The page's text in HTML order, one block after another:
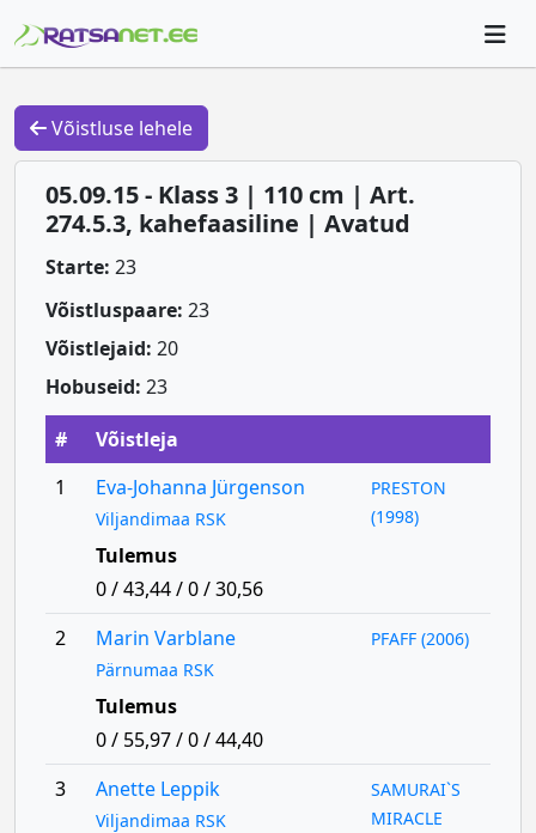
Võistluse lehele
05.09.15 - Klass 3 | 110 cm | Art.
274.5.3, kahefaasiline | Avatud
Starte: 23
Võistluspaare: 23
Võistlejaid: 20
Hobuseid: 23
#
Võistleja
1
Eva-Johanna Jürgenson
Viljandimaa RSK
PRESTON
(1998)
Tulemus
0 / 43,44 / 0 / 30,56
2
Marin Varblane
Pärnumaa RSK
PFAFF (2006)
Tulemus
0 / 55,97 / 0 / 44,40
3
Anette Leppik
Viljandimaa RSK
SAMURAI`S
MIRACLE